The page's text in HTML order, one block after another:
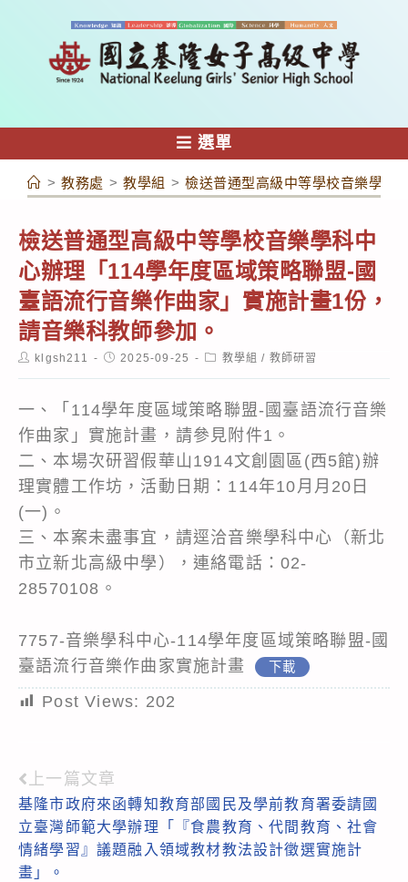
容
選單
> 教務處 > 教學組 > 檢送普通型高級中等學校音樂學科
檢送普通型高級中等學校音樂學科中
心辦理「114學年度區域策略聯盟-國
臺語流行音樂作曲家」實施計畫1份，
請音樂科教師參加。
Postklgsh211
Post2025-09-25
Post教學組 / 教師研習
一、「114學年度區域策略聯盟-國臺語流行音樂
作曲家」實施計畫，請參見附件1。
二、本場次研習假華山1914文創園區(西5館)辦
理實體工作坊，活動日期：114年10月月20日
(一)。
三、本案未盡事宜，請逕洽音樂學科中心（新北
市立新北高級中學），連絡電話：02-
28570108。
7757-音樂學科中心-114學年度區域策略聯盟-國
臺語流行音樂作曲家實施計畫
下載
Post Views: 202
Read
more
articles
上一篇文章
基隆市政府來函轉知教育部國民及學前教育署委請國
立臺灣師範大學辦理「『食農教育、代間教育、社會
情緒學習』議題融入領域教材教法設計徵選實施計
畫」。